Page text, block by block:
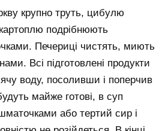
крупно труть, цибулю
подрібнюють
Печериці чистять, миють
Всі підготовлені продукти
воду, посоливши і поперчив
майже готові, в суп
або тертий сир і